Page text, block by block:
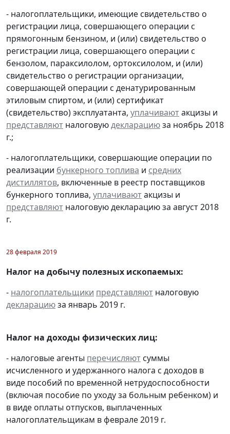
- налогоплательщики, имеющие свидетельство о
регистрации лица, совершающего операции с
прямогонным бензином, и (или) свидетельство о
регистрации лица, совершающего операции с
бензолом, параксилолом, ортоксилолом, и (или)
свидетельство о регистрации организации,
совершающей операции с денатурированным
этиловым спиртом, и (или) сертификат
(свидетельство) эксплуатанта, уплачиваютакцизы и
представляют налоговуюдекларациюза ноябрь 2018
г.;
- налогоплательщики, совершающие операции по
реализации бункерного топлива и средних
дистиллятов, включенные в реестр поставщиков
бункерного топлива, уплачиваютакцизы и
представляют налоговую декларацию за август 2018
г.
28 февраля 2019
Налог на добычу полезных ископаемых:
- налогоплательщики представляют налоговую
декларациюза январь 2019 г.
Налог на доходы физических лиц:
- налоговые агенты перечисляют суммы
исчисленного и удержанного налога с доходов в
виде пособий по временной нетрудоспособности
(включая пособие по уходу за больным ребенком) и
в виде оплаты отпусков, выплаченных
налогоплательщикам в феврале 2019 г.